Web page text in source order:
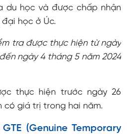
du học và được chấp nhận
học ở Úc.
tra được thực hiện từ ngày
ngày 4 tháng 5 năm 2024
thực hiện trước ngày 26
có giá trị trong hai năm.
(Genuine Temporary